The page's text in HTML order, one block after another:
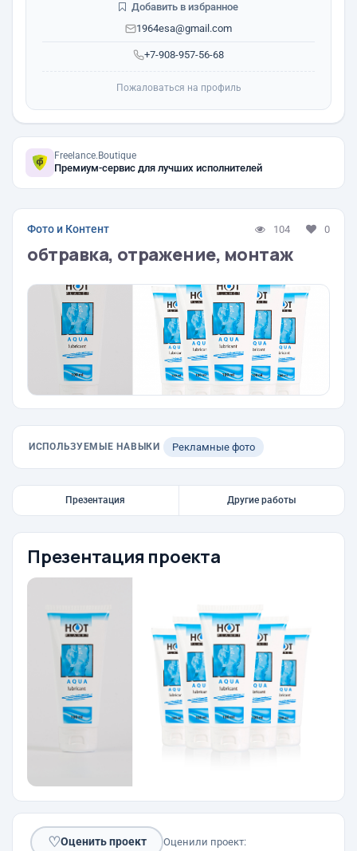
+7-908-957-56-68
1964esa@gmail.com
Добавить в избранное
Пожаловаться на профиль
Freelance.Boutique
Премиум-сервис для лучших исполнителей
Фото и Контент 104 0
обтравка, отражение, монтаж
ИСПОЛЬЗУЕМЫЕ НАВЫКИ Рекламные фото
Презентация Другие работы
Презентация проекта
♡Оценить проект Оценили проект: